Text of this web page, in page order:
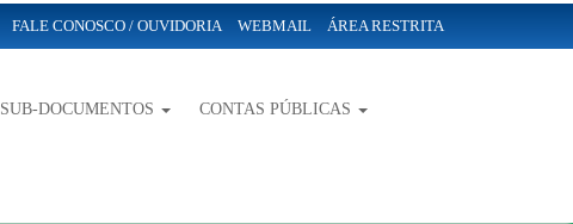
FALE CONOSCO / OUVIDORIA WEBMAIL ÁREA RESTRITA
SUB-DOCUMENTOS CONTAS PÚBLICAS